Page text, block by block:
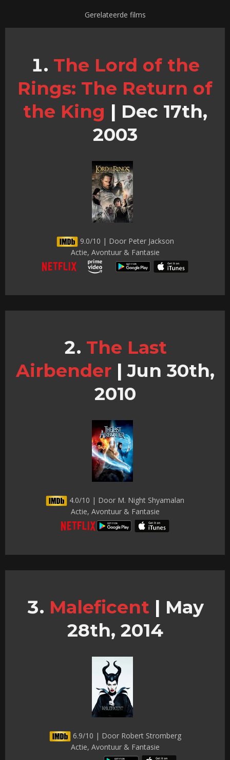
Gerelateerde films
The Lord of the
Rings: The Return of
the King | Dec 17th,
2003
9.0/10 | Door Peter Jackson
Actie, Avontuur & Fantasie
The Last
Airbender | Jun 30th,
2010
4.0/10 | Door M. Night Shyamalan
Actie, Avontuur & Fantasie
Maleficent | May
28th, 2014
6.9/10 | Door Robert Stromberg
Actie, Avontuur & Fantasie